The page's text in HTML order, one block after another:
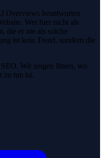
Overviews beantworten
Wer hier nicht als
die er nie als solche
ist kein Trend, sondern die
Wir zeigen Ihnen, wo
zu tun ist.